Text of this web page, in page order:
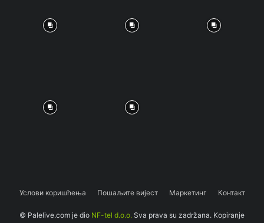
Услови коришћења Пошаљите вијест Маркетинг Контакт
© Palelive.com je dio NF-tel d.o.o. Sva prava su zadržana. Kopiranje